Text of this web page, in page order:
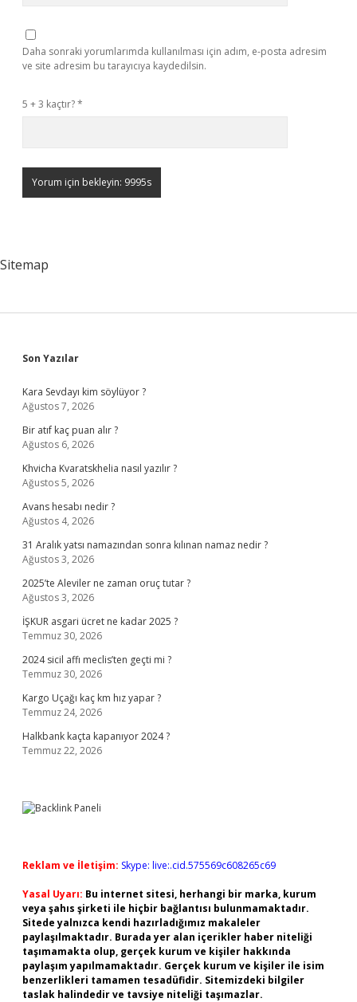
Daha sonraki yorumlarımda kullanılması için adım, e-posta adresim
ve site adresim bu tarayıcıya kaydedilsin.
5 + 3 kaçtır?*
Sitemap
Sidebar
Son Yazılar
Kara Sevdayı kim söylüyor ?
Ağustos 7, 2026
Bir atıf kaç puan alır ?
Ağustos 6, 2026
Khvicha Kvaratskhelia nasıl yazılır ?
Ağustos 5, 2026
Avans hesabı nedir ?
Ağustos 4, 2026
31 Aralık yatsı namazından sonra kılınan namaz nedir ?
Ağustos 3, 2026
2025’te Aleviler ne zaman oruç tutar ?
Ağustos 3, 2026
İŞKUR asgari ücret ne kadar 2025 ?
Temmuz 30, 2026
2024 sicil affı meclis’ten geçti mi ?
Temmuz 30, 2026
Kargo Uçağı kaç km hız yapar ?
Temmuz 24, 2026
Halkbank kaçta kapanıyor 2024 ?
Temmuz 22, 2026
Reklam ve İletişim: Skype: live:.cid.575569c608265c69
Yasal Uyarı: Bu internet sitesi, herhangi bir marka, kurum
veya şahıs şirketi ile hiçbir bağlantısı bulunmamaktadır.
Sitede yalnızca kendi hazırladığımız makaleler
paylaşılmaktadır. Burada yer alan içerikler haber niteliği
taşımamakta olup, gerçek kurum ve kişiler hakkında
paylaşım yapılmamaktadır. Gerçek kurum ve kişiler ile isim
benzerlikleri tamamen tesadüfidir. Sitemizdeki bilgiler
taslak halindedir ve tavsiye niteliği taşımazlar.